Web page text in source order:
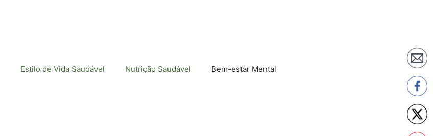
Estilo de Vida Saudável Nutrição Saudável Bem-estar Mental